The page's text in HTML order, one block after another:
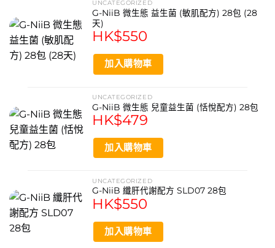
UNCATEGORIZED
G-NiiB 微生態 益生菌 (敏肌配方) 28包 (28
天)
HK$550
加入購物車
UNCATEGORIZED
G-NiiB 微生態 兒童益生菌 (恬悅配方) 28包
HK$479
加入購物車
UNCATEGORIZED
G-NiiB 纖肝代謝配方 SLD07 28包
HK$550
加入購物車